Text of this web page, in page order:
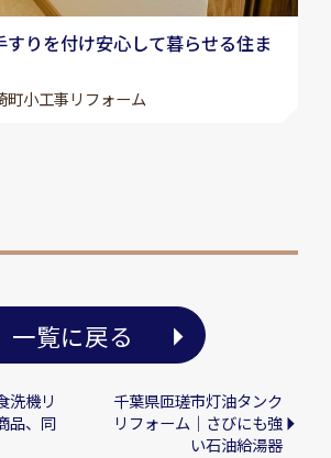
すりを付け安心して暮らせる住ま
町小工事リフォーム
一覧に戻る
洗機リ
品、同
千葉県匝瑳市灯油タンク
リフォーム｜さびにも強
い石油給湯器